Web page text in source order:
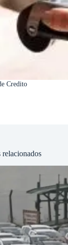
Credito
relacionados